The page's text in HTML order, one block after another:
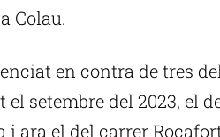
Colau.
en contra de tres
el setembre del 2023, el
i ara el del carrer